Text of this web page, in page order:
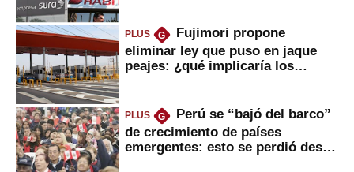
PLUS G
Fujimori propone
eliminar ley que puso en jaque
peajes: ¿qué implicaría los
PLUS G
Perú se “bajó del barco”
de crecimiento de países
emergentes: esto se perdió desde